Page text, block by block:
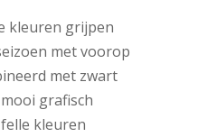
kleuren grijpen
met voorop
met zwart
grafisch
kleuren